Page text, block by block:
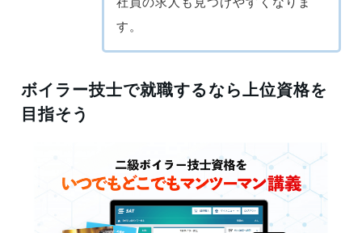
す。
ボイラー技士で就職するなら上位資格を
目指そう